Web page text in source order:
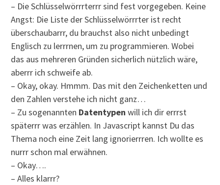
– Die Schlüsselwörrrterrr sind fest vorgegeben. Keine
Angst: Die Liste der Schlüsselwörrrter ist recht
überschaubarrr, du brauchst also nicht unbedingt
Englisch zu lerrrnen, um zu programmieren. Wobei
das aus mehreren Gründen sicherlich nützlich wäre,
aberrr ich schweife ab.
– Okay, okay. Hmmm. Das mit den Zeichenketten und
den Zahlen verstehe ich nicht ganz…
– Zu sogenannten Datentypen will ich dir errrst
späterrr was erzählen. In Javascript kannst Du das
Thema noch eine Zeit lang ignorierrren. Ich wollte es
nurrr schon mal erwähnen.
– Okay….
– Alles klarrr?